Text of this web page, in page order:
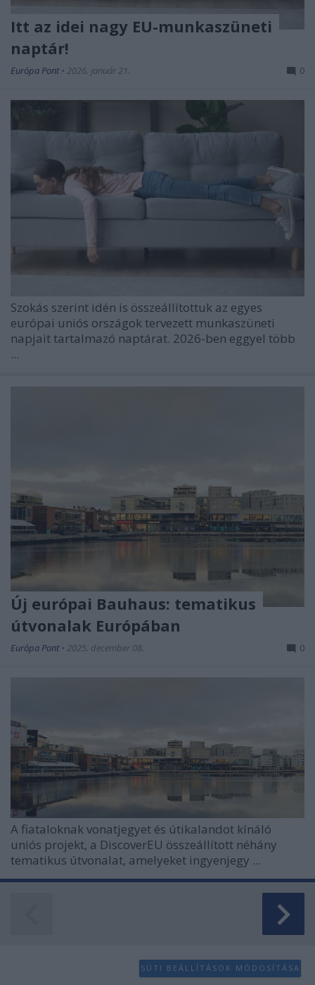
Itt az idei nagy EU-munkaszüneti
naptár!
Európa Pont • 2026. január 21. 0
Szokás szerint idén is összeállítottuk az egyes
európai uniós országok tervezett munkaszüneti
napjait tartalmazó naptárat. 2026-ben eggyel több
...
Új európai Bauhaus: tematikus
útvonalak Európában
Európa Pont • 2025. december 08. 0
A fiataloknak vonatjegyet és útikalandot kínáló
uniós projekt, a DiscoverEU összeállított néhány
tematikus útvonalat, amelyeket ingyenjegy ...
SÜTI BEÁLLÍTÁSOK MÓDOSÍTÁSA